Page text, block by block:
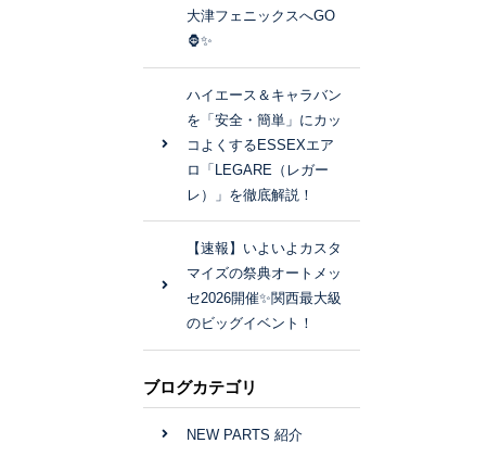
大津フェニックスへGO
🦍✨
ハイエース＆キャラバン
を「安全・簡単」にカッ
コよくするESSEXエア
ロ「LEGARE（レガー
レ）」を徹底解説！
【速報】いよいよカスタ
マイズの祭典オートメッ
セ2026開催✨関西最大級
のビッグイベント！
ブログカテゴリ
NEW PARTS 紹介